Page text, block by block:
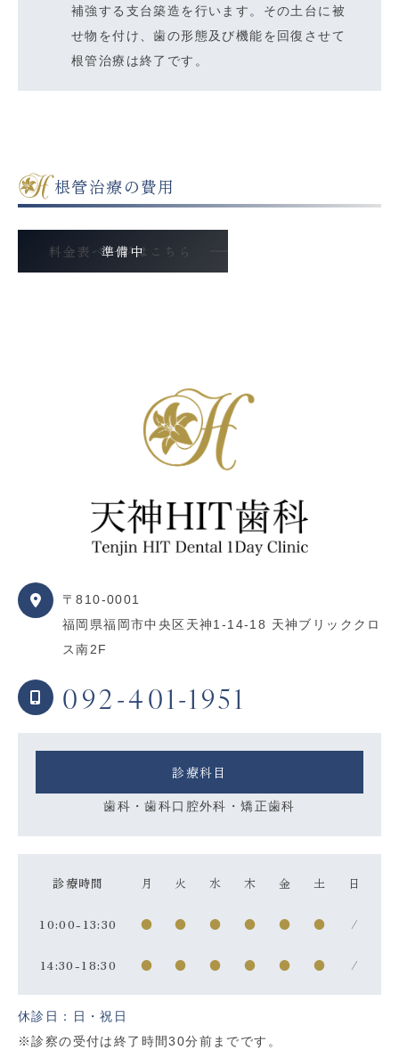
補強する支台築造を行います。その土台に被
せ物を付け、歯の形態及び機能を回復させて
根管治療は終了です。
根管治療の費用
料金表ページはこちら
〒810-0001
福岡県福岡市中央区天神1-14-18 天神ブリッククロ
ス南2F
092-401-1951
診療科目
歯科・歯科口腔外科・矯正歯科
診療時間 月 火 水 木 金 土 日
10:00-13:30 ● ● ● ● ● ● /
14:30-18:30 ● ● ● ● ● ● /
休診日：日・祝日
※診察の受付は終了時間30分前までです。